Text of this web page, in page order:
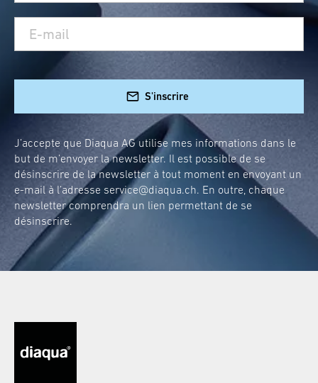
S'inscrire
J’accepte que Diaqua AG utilise mes informations dans le
but de m’envoyer la newsletter. Il est possible de se
désinscrire de la newsletter à tout moment en envoyant un
e-mail à l’adresse service@diaqua.ch. En outre, chaque
newsletter comprendra un lien permettant de se
désinscrire.